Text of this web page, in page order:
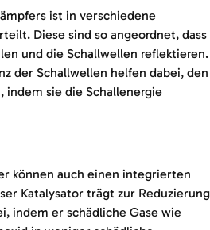
ist in verschiedene
Diese sind so angeordnet, dass
und die Schallwellen reflektieren.
der Schallwellen helfen dabei, den
indem sie die Schallenergie
können auch einen integrierten
Katalysator trägt zur Reduzierung
indem er schädliche Gase wie